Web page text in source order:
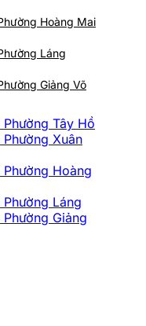
Phường Hoàng
Láng
Hoàng Mai
Láng
Giảng Võ
Tây Hồ
Xuân
Hoàng
Láng
Giảng